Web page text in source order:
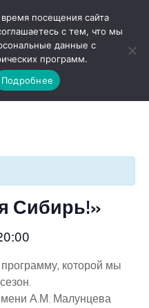
Сибирь!»
которой мы
А.М. Малунцева
посещения сайта
с тем, что мы
данные с
программ.
Подробнее